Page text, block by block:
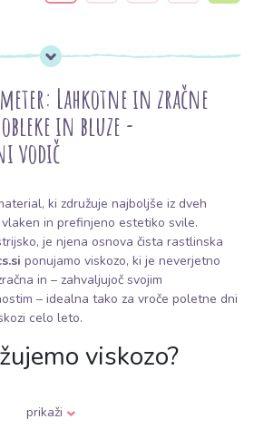
Lahkotne in zračne
in bluze -
vodič
ki združuje najboljše iz dveh
in prefinjeno estetiko svile.
je njena osnova čista rastlinska
ponujamo viskozo, ki je neverjetno
in – zahvaljujoč svojim
– idealna tako za vroče poletne dni
celo leto.
viskozo?
kot bombaž. Učinkovito odvaja vlago
prikaži